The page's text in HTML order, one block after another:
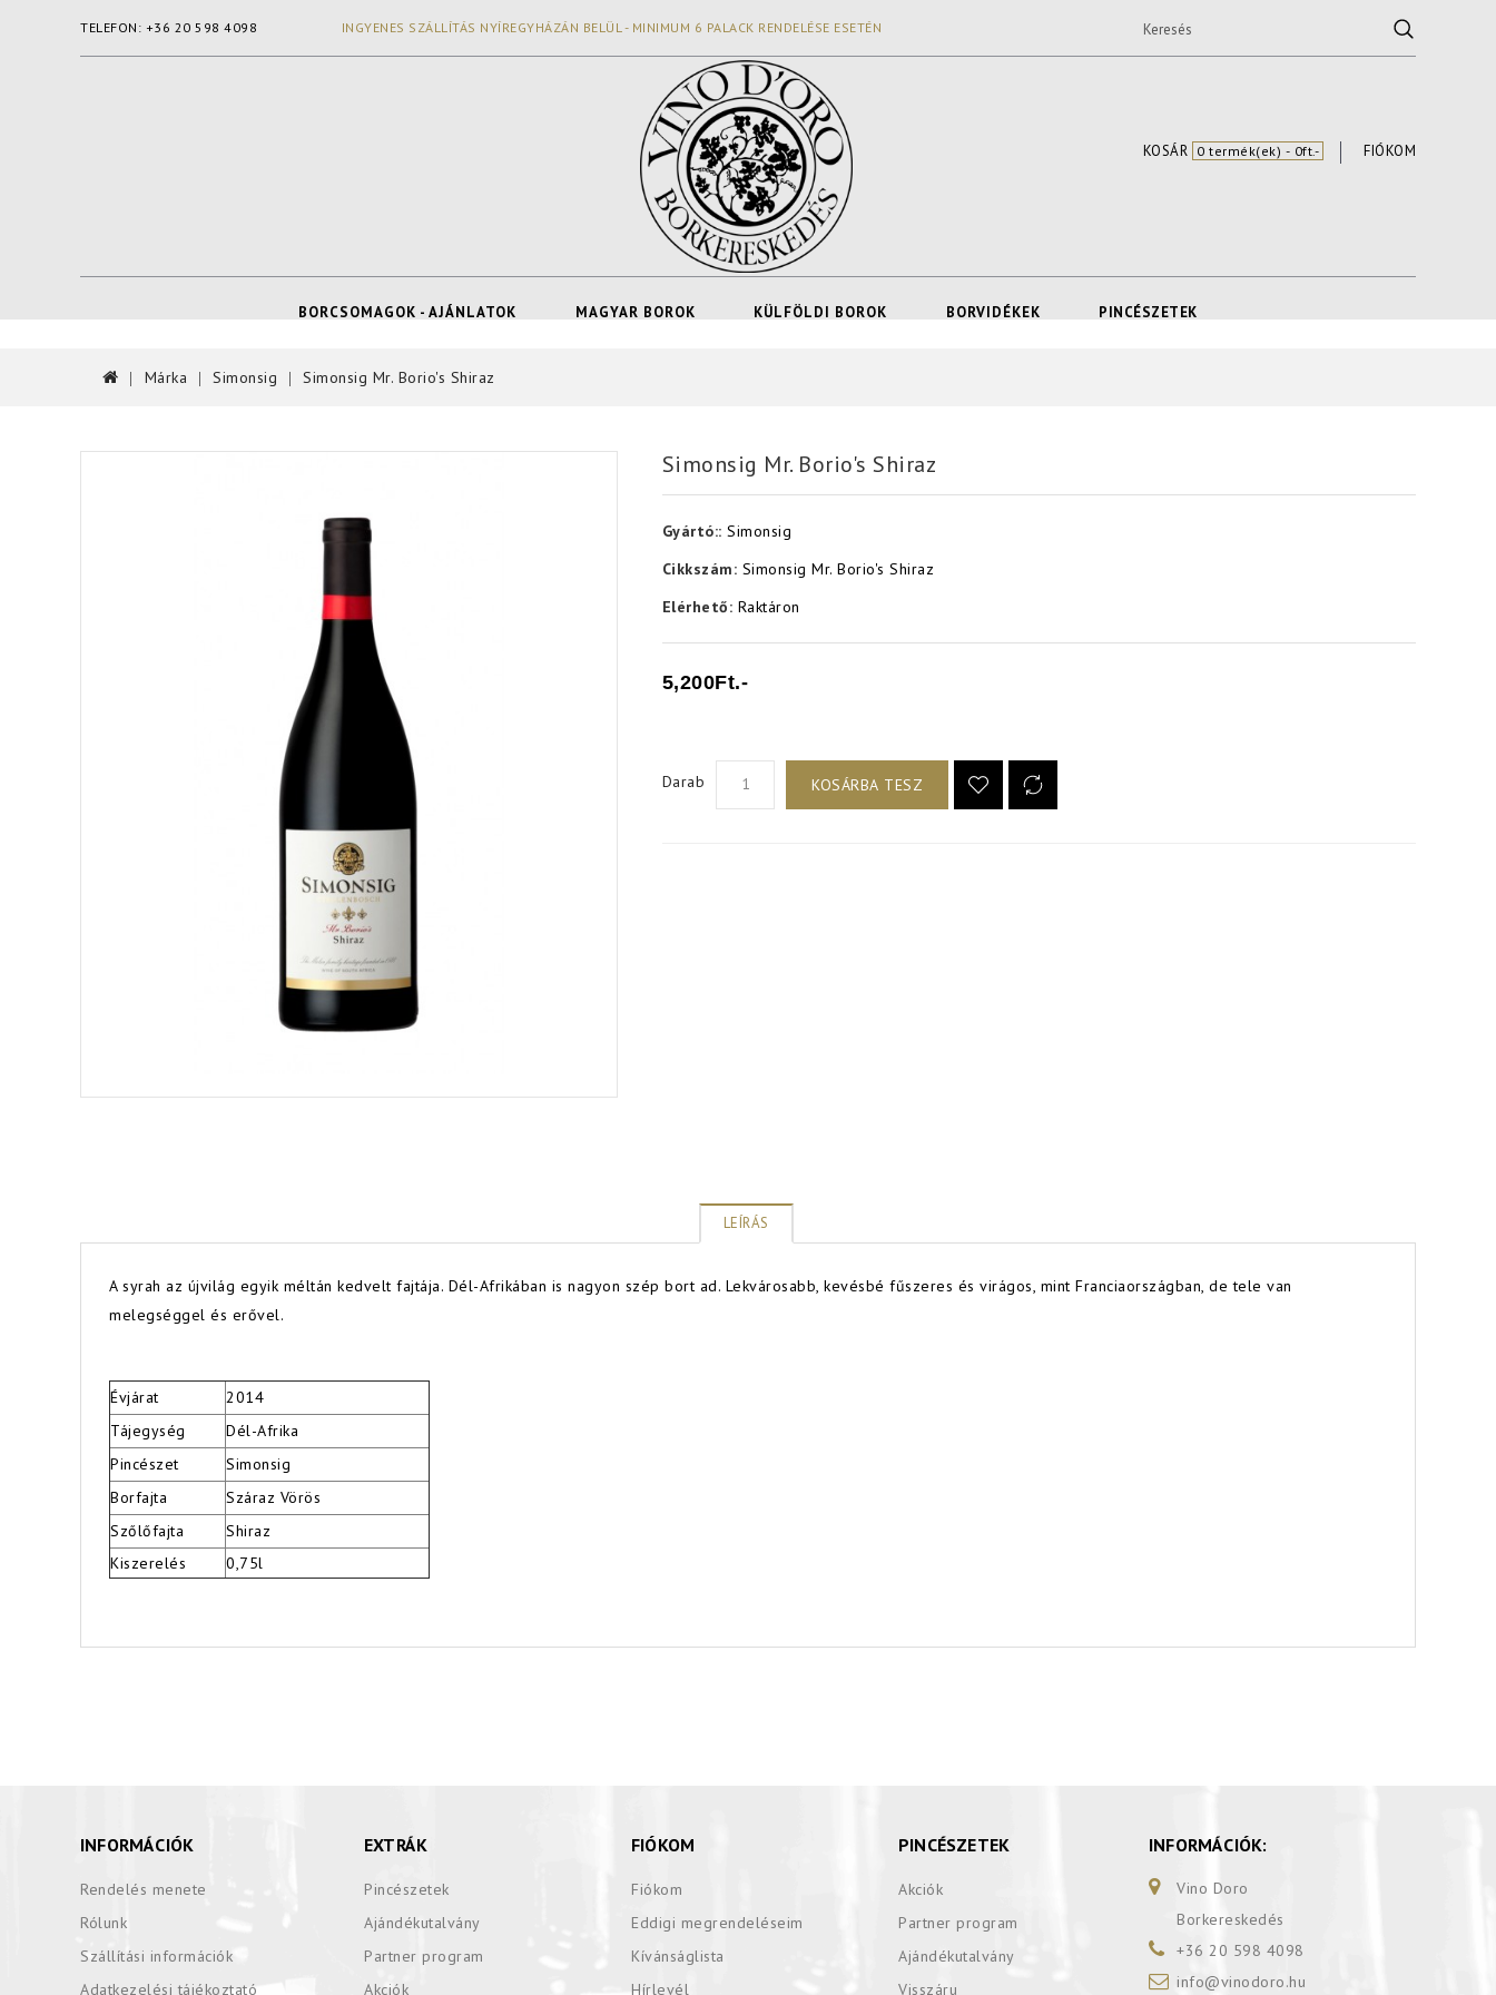
TELEFON: +36 20 598 4098 INGYENES SZÁLLÍTÁS NYÍREGYHÁZÁN BELÜL - MINIMUM 6 PALACK RENDELÉSE ESETÉN
FIÓKOM
KOSÁR 0 termék(ek) - 0ft.-
BORCSOMAGOK - AJÁNLATOK MAGYAR BOROK KÜLFÖLDI BOROK BORVIDÉKEK PINCÉSZETEK
Márka Simonsig Simonsig Mr. Borio's Shiraz
Simonsig Mr. Borio's Shiraz
Gyártó:: Simonsig
Cikkszám: Simonsig Mr. Borio's Shiraz
Elérhető: Raktáron
5,200Ft.-
Darab KOSÁRBA TESZ
LEÍRÁS
A syrah az újvilág egyik méltán kedvelt fajtája. Dél-Afrikában is nagyon szép bort ad. Lekvárosabb, kevésbé fűszeres és virágos, mint Franciaországban, de tele van
melegséggel és erővel.
Évjárat
2014
Tájegység
Dél-Afrika
Pincészet
Simonsig
Borfajta
Száraz Vörös
Szőlőfajta
Shiraz
Kiszerelés
0,75l
INFORMÁCIÓK
Rendelés menete
Rólunk
Szállítási információk
Adatkezelési tájékoztató
EXTRÁK
Pincészetek
Ajándékutalvány
Partner program
Akciók
FIÓKOM
Fiókom
Eddigi megrendeléseim
Kívánságlista
Hírlevél
PINCÉSZETEK
Akciók
Partner program
Ajándékutalvány
Visszáru
INFORMÁCIÓK:
Vino Doro
Borkereskedés
+36 20 598 4098
info@vinodoro.hu